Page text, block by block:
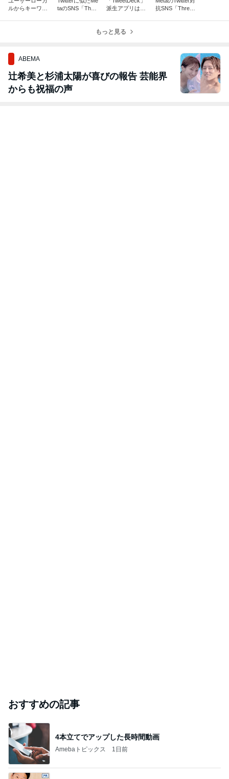
ルからキーワー
taのSNS「Thre
派生アプリは存
退します
抗SNS「Thread
もっと見る
ABEMA
辻希美と杉浦太陽が喜びの報告 芸能界
からも祝福の声
おすすめの記事
4本立てでアップした長時間動画
Amebaトピックス 1日前